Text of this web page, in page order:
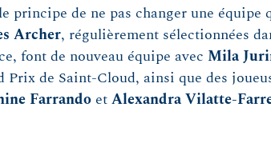
principe de ne pas changer une équipe
Archer, régulièrement sélectionnées
font de nouveau équipe avec Mila
Prix de Saint-Cloud, ainsi que des
Farrando et Alexandra Vilatte-